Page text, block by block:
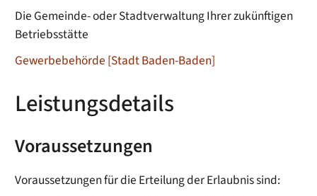
Die Gemeinde- oder Stadtverwaltung Ihrer zukünftigen
Betriebsstätte
Gewerbebehörde [Stadt Baden-Baden]
Leistungsdetails
Voraussetzungen
Voraussetzungen für die Erteilung der Erlaubnis sind: